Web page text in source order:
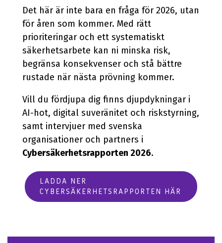
Det här är inte bara en fråga för 2026, utan
för åren som kommer. Med rätt
prioriteringar och ett systematiskt
säkerhetsarbete kan ni minska risk,
begränsa konsekvenser och stå bättre
rustade när nästa prövning kommer.
Vill du fördjupa dig finns djupdykningar i
AI-hot, digital suveränitet och riskstyrning,
samt intervjuer med svenska
organisationer och partners i
Cybersäkerhetsrapporten 2026.
LADDA NER
CYBERSÄKERHETSRAPPORTEN HÄR